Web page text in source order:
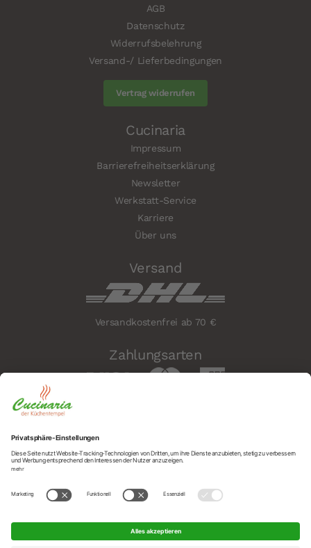
AGB
Datenschutz
Widerrufsbelehrung
Versand-/ Lieferbedingungen
Vertrag widerrufen
Cucinaria
Impressum
Barrierefreiheitserklärung
Newsletter
Werkstatt-Service
Karriere
Über uns
Versand
Versandkostenfrei ab 70 €
Zahlungsarten
Sicherheit